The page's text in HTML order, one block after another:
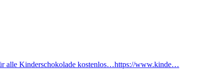
alle Kinderschokolade kostenlos…https://www.kinde…